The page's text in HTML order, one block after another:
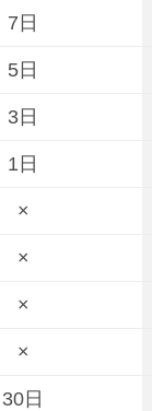
7日
5日
3日
1日
×
×
×
×
30日